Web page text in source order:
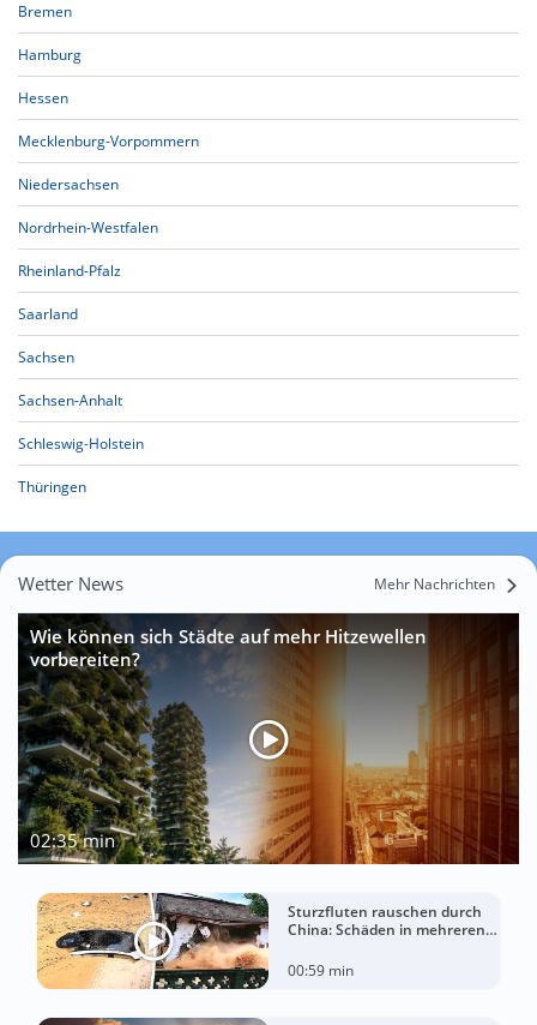
Bremen
Hamburg
Hessen
Mecklenburg-Vorpommern
Niedersachsen
Nordrhein-Westfalen
Rheinland-Pfalz
Saarland
Sachsen
Sachsen-Anhalt
Schleswig-Holstein
Thüringen
Wetter News Mehr Nachrichten
Wie können sich Städte auf mehr Hitzewellen
vorbereiten?
02:35 min
Sturzfluten rauschen durch
China: Schäden in mehreren
00:59 min